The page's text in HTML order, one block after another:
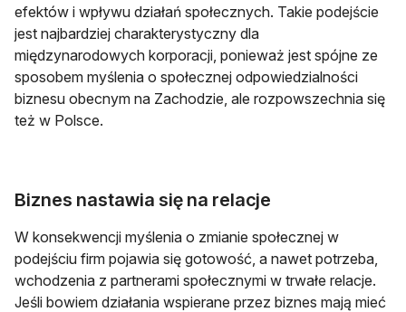
efektów i wpływu działań społecznych. Takie podejście
jest najbardziej charakterystyczny dla
międzynarodowych korporacji, ponieważ jest spójne ze
sposobem myślenia o społecznej odpowiedzialności
biznesu obecnym na Zachodzie, ale rozpowszechnia się
też w Polsce.
Biznes nastawia się na relacje
W konsekwencji myślenia o zmianie społecznej w
podejściu firm pojawia się gotowość, a nawet potrzeba,
wchodzenia z partnerami społecznymi w trwałe relacje.
Jeśli bowiem działania wspierane przez biznes mają mieć